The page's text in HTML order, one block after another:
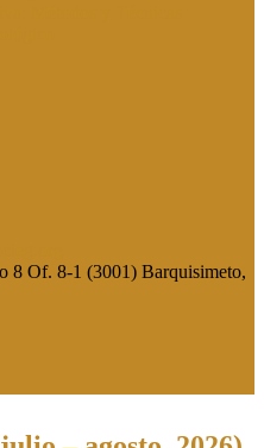
8 Of. 8-1 (3001) Barquisimeto,